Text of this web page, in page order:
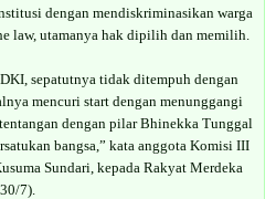
dengan mendiskriminasikan warga
law, utamanya hak dipilih dan memilih.
sepatutnya tidak ditempuh dengan
mencuri start dengan menunggangi
dengan pilar Bhinekka Tunggal
bangsa,” kata anggota Komisi III
Sundari, kepada Rakyat Merdeka
7).